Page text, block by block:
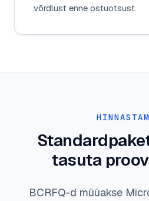
võrdlust enne ostuotsust.
tasuta
BCRFQ-d müüakse